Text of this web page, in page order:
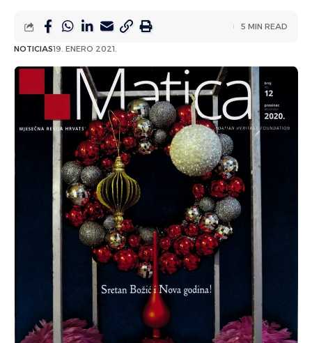
NOTICIAS19. ENERO 2021.
5 MIN READ